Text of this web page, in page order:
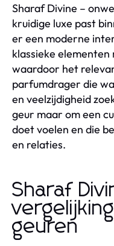
Sharaf Divine –
kruidige luxe past
er een moderne
klassieke
waardoor het
parfumdrager die
en veelzijdigheid
geur maar om een
doet voelen en die
en relaties.
Sharaf
geuren